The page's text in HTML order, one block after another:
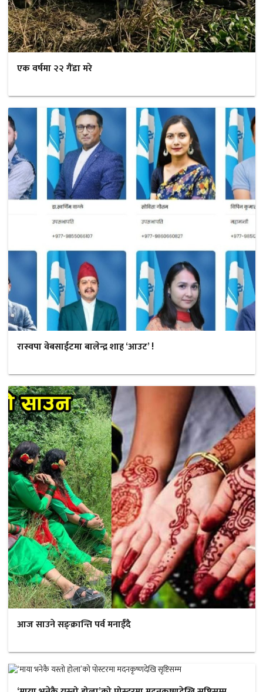
एक वर्षमा २२ गैंडा मरे
रास्वपा वेबसाईटमा बालेन्द्र शाह ‘आउट’ !
आज साउने सङ्क्रान्ति पर्व मनाईँदै